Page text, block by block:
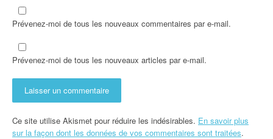
Prévenez-moi de tous les nouveaux commentaires par e-mail.
Prévenez-moi de tous les nouveaux articles par e-mail.
Ce site utilise Akismet pour réduire les indésirables. En savoir plus
sur la façon dont les données de vos commentaires sont traitées.